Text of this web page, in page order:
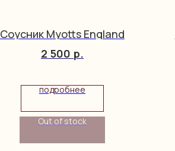
Соусник Myotts England
2 500 р.
подробнее
Out of stock